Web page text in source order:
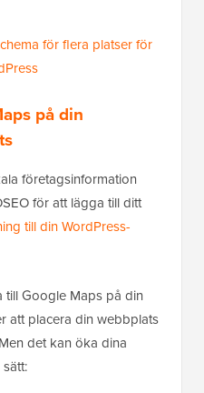
för flera platser för
på din
företagsinformation
för att lägga till ditt
till din WordPress-
till Google Maps på din
att placera din webbplats
det kan öka dina